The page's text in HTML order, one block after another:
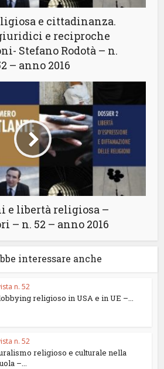
e cittadinanza.
e reciproche
Stefano Rodotà – n.
– anno 2016
e libertà religiosa –
– n. 52 – anno 2016
interessare anche
n. 52
religioso in USA e in UE –...
n. 52
religioso e culturale nella
–...